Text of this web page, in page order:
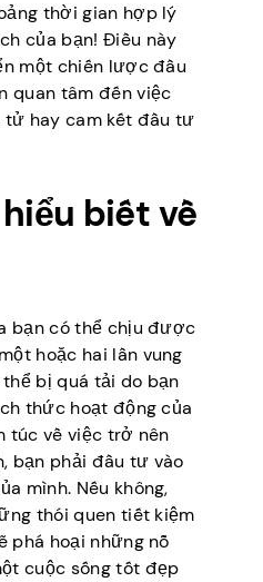
thời gian hợp lý
của bạn! Điều này
một chiến lược đầu
quan tâm đến việc
hay cam kết đầu tư
biết về
bạn có thể chịu được
hoặc hai lần vung
thể bị quá tải do bạn
thức hoạt động của
túc về việc trở nên
bạn phải đầu tư vào
mình. Nếu không,
thói quen tiết kiệm
phá hoại những nỗ
cuộc sống tốt đẹp